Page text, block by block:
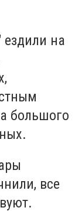
ездили на
большого
все